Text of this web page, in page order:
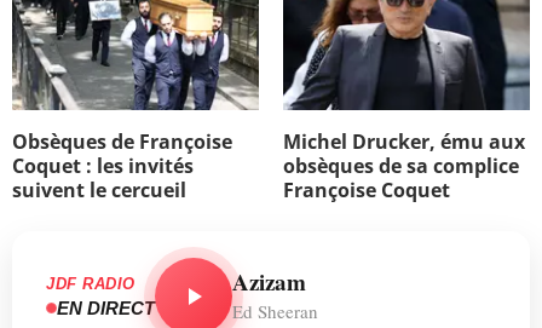
Obsèques de Françoise
Coquet : les invités
suivent le cercueil
Michel Drucker, ému aux
obsèques de sa complice
Françoise Coquet
JDF RADIO
EN DIRECT
Azizam
Ed Sheeran